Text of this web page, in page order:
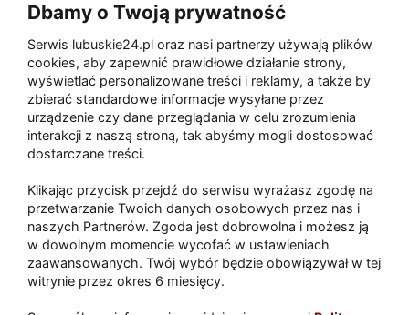
Zaatakował seniora na "kwadracie"
Akcja po pożarze w Gorzowie.
Ruszyła rozbiórka ściany spalonej
Paliwa
Raport Dodaj raport
Sport
Dbamy o Twoją prywatność
Serwis lubuskie24.pl oraz nasi partnerzy używają plików
cookies, aby zapewnić prawidłowe działanie strony,
wyświetlać personalizowane treści i reklamy, a także by
zbierać standardowe informacje wysyłane przez
urządzenie czy dane przeglądania w celu zrozumienia
interakcji z naszą stroną, tak abyśmy mogli dostosować
dostarczane treści.
Klikając przycisk przejdź do serwisu wyrażasz zgodę na
przetwarzanie Twoich danych osobowych przez nas i
naszych Partnerów. Zgoda jest dobrowolna i możesz ją
w dowolnym momencie wycofać w ustawieniach
zaawansowanych. Twój wybór będzie obowiązywał w tej
witrynie przez okres 6 miesięcy.